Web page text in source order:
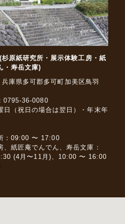
原紙研究所・展示体験工房・紙
・寿岳文庫)
庫県多可郡多可町加美区鳥羽
0795-36-0080
日（祝日の場合は翌日）・年末年
：09:00 〜 17:00
、紙匠庵でんでん、寿岳文庫：
(4月〜11月)、10:00 〜 16:00